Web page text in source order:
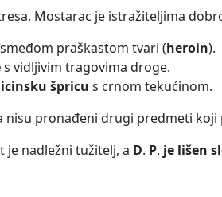
Mostarac je istražiteljima
praškastom tvari (heroin).
s vidljivim tragovima droge.
špricu s crnom tekućinom.
pronađeni drugi predmeti koji
je nadležni tužitelj, a D. P. je lišen